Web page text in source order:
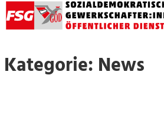
Kategorie: News